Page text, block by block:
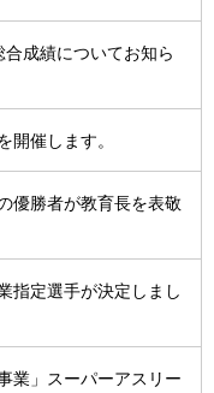
成績についてお知ら
開催します。
優勝者が教育長を表敬
指定選手が決定しまし
業」スーパーアスリー